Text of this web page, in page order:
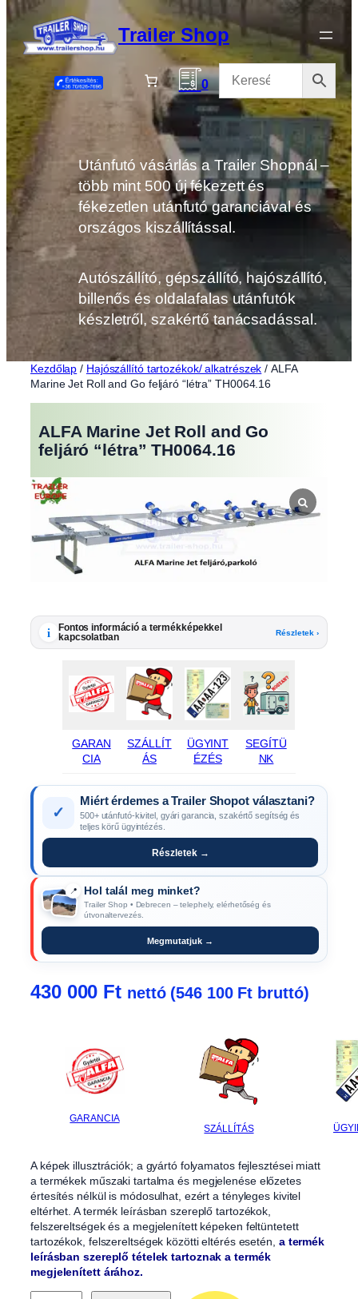
Ugrás
a
tartalomhoz
Trailer Shop
0
Utánfutó vásárlás a Trailer Shopnál –
több mint 500 új fékezett és
fékezetlen utánfutó garanciával és
országos kiszállítással.
Autószállító, gépszállító, hajószállító,
billenős és oldalafalas utánfutók
készletről, szakértő tanácsadással.
Kezdőlap / Hajószállító tartozékok/ alkatrészek / ALFA
Marine Jet Roll and Go feljáró “létra” TH0064.16
ALFA Marine Jet Roll and Go
feljáró “létra” TH0064.16
i
Fontos információ a termékképekkel
kapcsolatban
Részletek ›
GARAN
CIA
SZÁLLÍT
ÁS
ÜGYINT
ÉZÉS
SEGÍTÜ
NK
✓
Miért érdemes a Trailer Shopot választani?
500+ utánfutó-kivitel, gyári garancia, szakértő segítség és
teljes körű ügyintézés.
Részletek →
📍 Hol talál meg minket?
Trailer Shop • Debrecen – telephely, elérhetőség és
útvonaltervezés.
Megmutatjuk →
430 000 Ft nettó (546 100 Ft bruttó)
GARANCIA
SZÁLLÍTÁS
A képek illusztrációk; a gyártó folyamatos fejlesztései miatt
a termékek műszaki tartalma és megjelenése előzetes
értesítés nélkül is módosulhat, ezért a tényleges kivitel
eltérhet. A termék leírásban szereplő tartozékok,
felszereltségek és a megjelenített képeken feltüntetett
tartozékok, felszereltségek közötti eltérés esetén, a termék
leírásban szereplő tételek tartoznak a termék
megjelenített árához.